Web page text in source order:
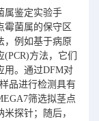
属鉴定实验手
霉菌属的保守区
，例如基于病原
方法，它们
用。通过DFM对
品进行检测具有
筛选拟茎点
探针；随后，